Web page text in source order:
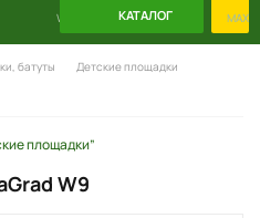
КАТАЛОГ
WhatsApp Telegram MAX
батуты
Детские площадки
площадки”
W9